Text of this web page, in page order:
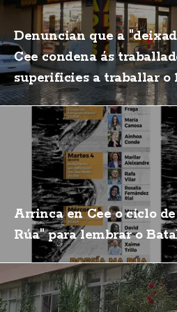
Denuncian que a
Cee condena ás
superificies a traballar o
Arrinca en Cee o ciclo
Rúa" para lembrar o